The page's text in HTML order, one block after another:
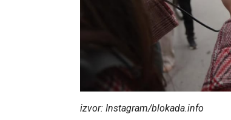
izvor: Instagram/blokada.info